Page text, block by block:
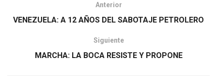
Anterior
VENEZUELA: A 12 AÑOS DEL SABOTAJE PETROLERO
Siguiente
MARCHA: LA BOCA RESISTE Y PROPONE